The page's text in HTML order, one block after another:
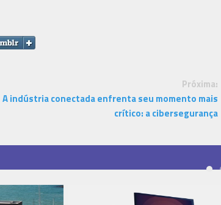
Próxima:
A indústria conectada enfrenta seu momento mais
crítico: a cibersegurança